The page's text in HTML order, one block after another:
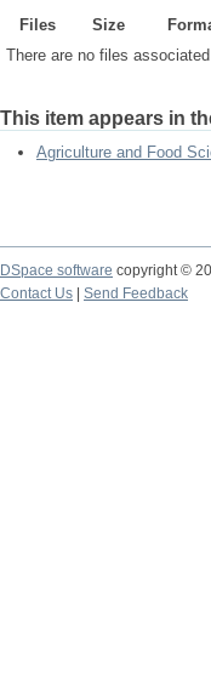
Files Size
There are no files
This item appears in
Agriculture and Food
DSpace software copyright ©
Contact Us
Send Feedback